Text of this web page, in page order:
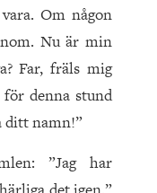
Om någon
Nu är min
Far, fräls mig
denna stund
ditt namn!”
”Jag har